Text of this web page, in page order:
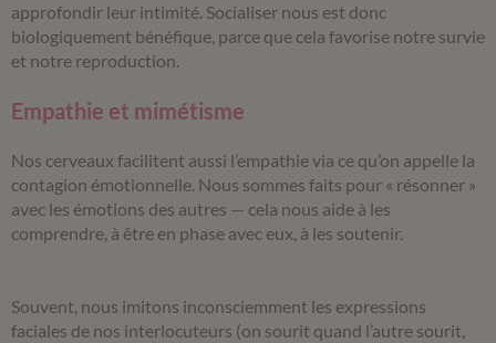
approfondir leur intimité. Socialiser nous est donc
biologiquement bénéfique, parce que cela favorise notre survie
et notre reproduction.
Empathie et mimétisme
Nos cerveaux facilitent aussi l’empathie via ce qu’on appelle la
contagion émotionnelle. Nous sommes faits pour « résonner »
avec les émotions des autres — cela nous aide à les
comprendre, à être en phase avec eux, à les soutenir.
Souvent, nous imitons inconsciemment les expressions
faciales de nos interlocuteurs (on sourit quand l’autre sourit,